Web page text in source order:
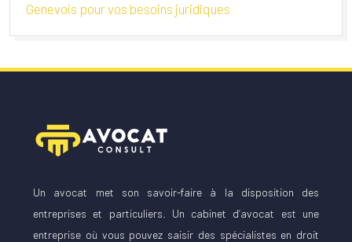
Genevois pour vos besoins juridiques
Un avocat met son savoir-faire à la disposition des
entreprises et particuliers. Un cabinet d’avocat est une
entreprise où vous pouvez saisir des spécialistes en droit